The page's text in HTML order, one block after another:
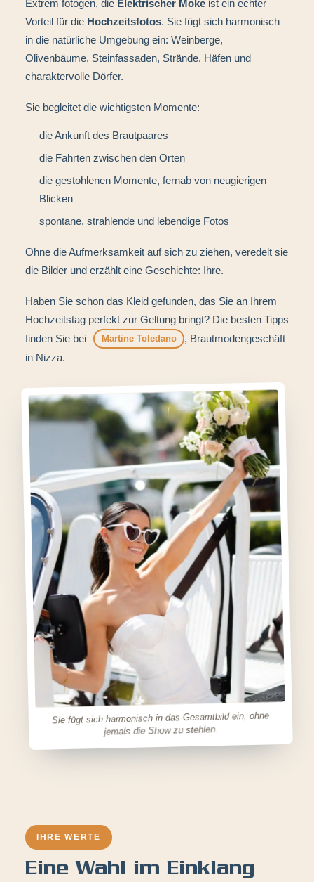
Extrem fotogen, die Elektrischer Moke ist ein echter
Vorteil für die Hochzeitsfotos. Sie fügt sich harmonisch
in die natürliche Umgebung ein: Weinberge,
Olivenbäume, Steinfassaden, Strände, Häfen und
charaktervolle Dörfer.
Sie begleitet die wichtigsten Momente:
die Ankunft des Brautpaares
die Fahrten zwischen den Orten
die gestohlenen Momente, fernab von neugierigen
Blicken
spontane, strahlende und lebendige Fotos
Ohne die Aufmerksamkeit auf sich zu ziehen, veredelt sie
die Bilder und erzählt eine Geschichte: Ihre.
Haben Sie schon das Kleid gefunden, das Sie an Ihrem
Hochzeitstag perfekt zur Geltung bringt? Die besten Tipps
finden Sie bei
Martine Toledano
, Brautmodengeschäft
in Nizza.
Sie fügt sich harmonisch in das Gesamtbild ein, ohne
jemals die Show zu stehlen.
IHRE WERTE
Eine Wahl im Einklang